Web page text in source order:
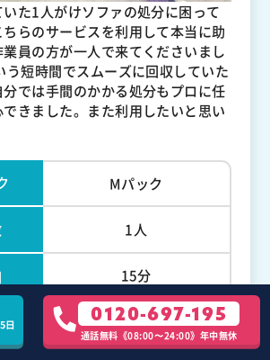
た1人がけソファの処分に困って
らのサービスを利用して本当に助
員の方が一人で来てくださいまし
う短時間でスムーズに回収していた
では手間のかかる処分もプロに任
きました。また利用したいと思い
Mパック
1人
15分
合計費用
日
0120-697-195
通話無料《08:00〜24:00》年中無休